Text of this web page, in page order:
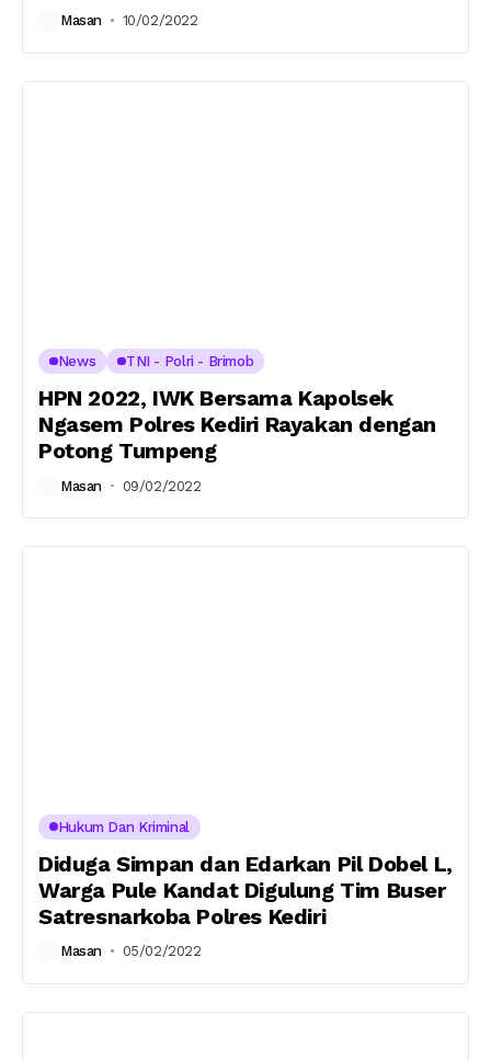
Masan 10/02/2022
News TNI - Polri - Brimob
HPN 2022, IWK Bersama Kapolsek
Ngasem Polres Kediri Rayakan dengan
Potong Tumpeng
Masan 09/02/2022
Hukum Dan Kriminal
Diduga Simpan dan Edarkan Pil Dobel L,
Warga Pule Kandat Digulung Tim Buser
Satresnarkoba Polres Kediri
Masan 05/02/2022